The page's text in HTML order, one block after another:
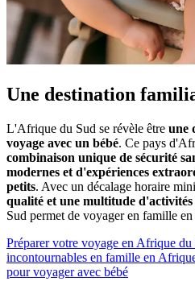
Une destination
L'Afrique du Sud se révèle être une
voyage avec un bébé. Ce pays
combinaison unique de sécurité
modernes et d'expériences
petits. Avec un décalage horaire
qualité et une multitude
Sud permet de voyager en famille en
Préparer votre voyage en Afrique du
incontournables en famille en
pour voyager avec bébé